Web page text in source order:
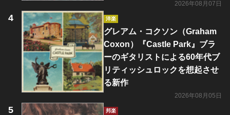
2026年08月07日
洋楽
グレアム・コクソン（Graham
Coxon）『Castle Park』ブラ
ーのギタリストによる60年代ブ
リティッシュロックを想起させ
る新作
2026年08月05日
邦楽